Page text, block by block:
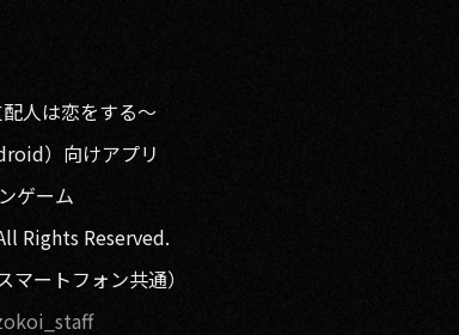
人は恋をする～
）向けアプリ
ゲーム
Rights Reserved.
マートフォン共通）